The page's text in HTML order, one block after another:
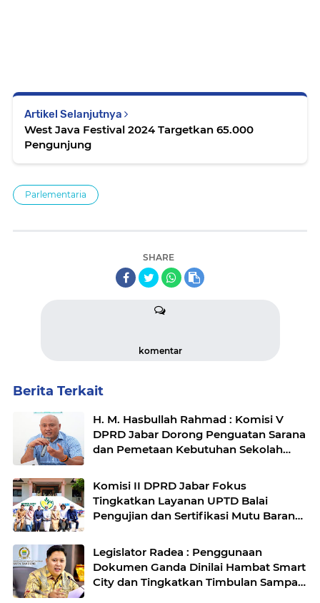
Artikel Selanjutnya
West Java Festival 2024 Targetkan 65.000
Pengunjung
Parlementaria
SHARE
komentar
Berita Terkait
H. M. Hasbullah Rahmad : Komisi V
DPRD Jabar Dorong Penguatan Sarana
dan Pemetaan Kebutuhan Sekolah
Komisi II DPRD Jabar Fokus
Tingkatkan Layanan UPTD Balai
Pengujian dan Sertifikasi Mutu Barang
Legislator Radea : Penggunaan
Dokumen Ganda Dinilai Hambat Smart
City dan Tingkatkan Timbulan Sampah